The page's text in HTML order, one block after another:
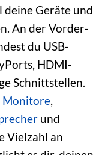
deine Geräte und
An der Vorder-
du USB-
HDMI-
Schnittstellen.
Monitore,
und
Vielzahl an